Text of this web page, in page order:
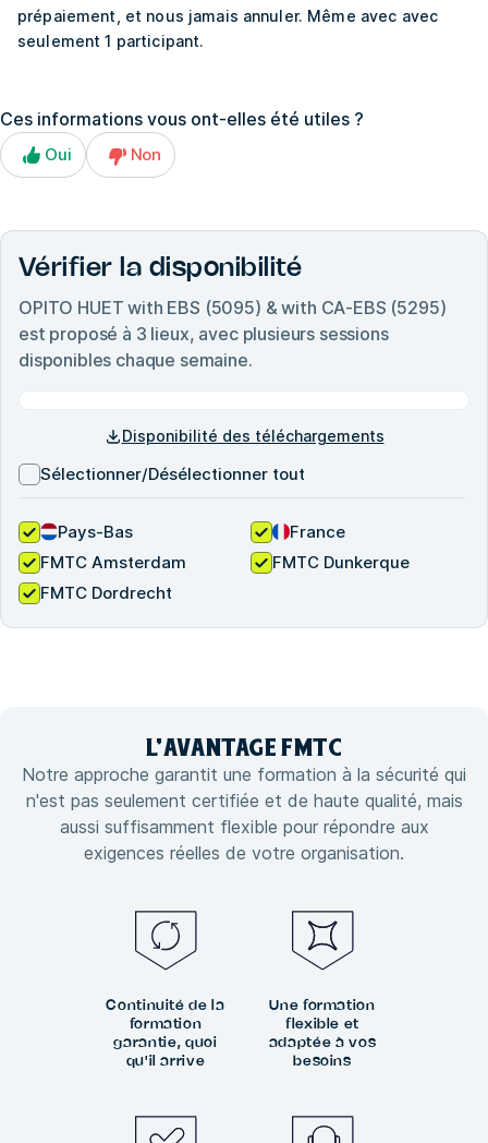
prépaiement, et nous jamais annuler. Même avec avec
seulement 1 participant.
Ces informations vous ont-elles été utiles ?
Oui Non
Vérifier la disponibilité
OPITO HUET with EBS (5095) & with CA-EBS (5295)
est proposé à 3 lieux, avec plusieurs sessions
disponibles chaque semaine.
Disponibilité des téléchargements
Sélectionner/Désélectionner tout
Pays-Bas
FMTC Amsterdam
FMTC Dordrecht
France
FMTC Dunkerque
L'AVANTAGE FMTC
Notre approche garantit une formation à la sécurité qui
n'est pas seulement certifiée et de haute qualité, mais
aussi suffisamment flexible pour répondre aux
exigences réelles de votre organisation.
Continuité de la
formation
garantie, quoi
qu'il arrive
Une formation
flexible et
adaptée à vos
besoins